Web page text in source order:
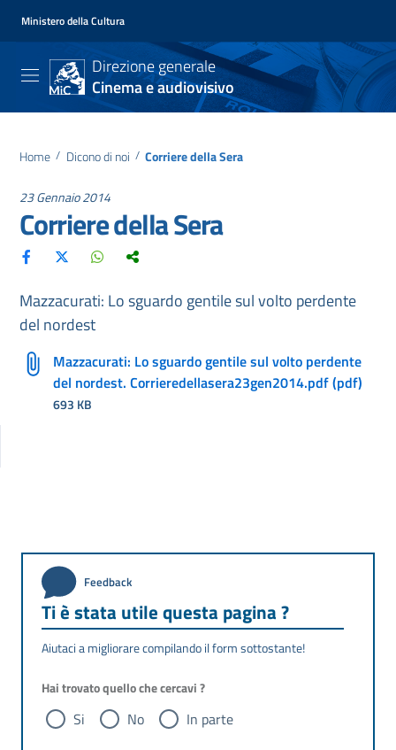
Ministero della Cultura
Direzione generale
Cinema e audiovisivo
Home / Dicono di noi / Corriere della Sera
23 Gennaio 2014
Corriere della Sera
Mazzacurati: Lo sguardo gentile sul volto perdente
del nordest
Mazzacurati: Lo sguardo gentile sul volto perdente
del nordest. Corrieredellasera23gen2014.pdf (pdf)
693 KB
Feedback
Ti è stata utile questa pagina ?
Aiutaci a migliorare compilando il form sottostante!
Hai trovato quello che cercavi ?
Si No In parte